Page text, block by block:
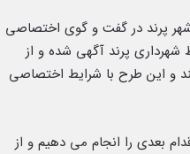
پرند در گفت و گوی اختصاصی
شهرداری پرند آگهی شده و از
و این طرح با شرایط اختصاصی
بعدی را انجام می دهیم و از